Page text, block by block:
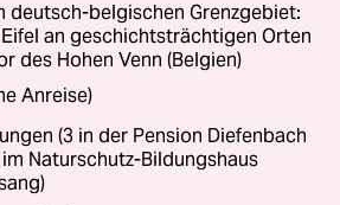
deutsch-belgischen Grenzgebiet:
an geschichtsträchtigen Orten
des Hohen Venn (Belgien)
Anreise)
(3 in der Pension Diefenbach
Naturschutz-Bildungshaus